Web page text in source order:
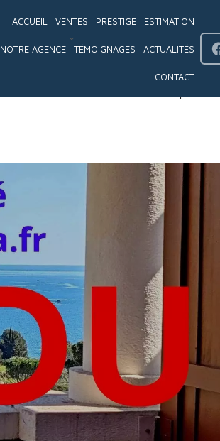
ACCUEIL VENTES PRESTIGE ESTIMATION
NOTRE AGENCE TÉMOIGNAGES ACTUALITÉS
CONTACT